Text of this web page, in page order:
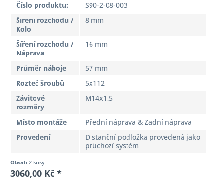
Číslo produktu:
S90-2-08-003
Šíření rozchodu /
Kolo
8 mm
Šíření rozchodu /
Náprava
16 mm
Průměr náboje
57 mm
Rozteč šroubů
5x112
Závitové
rozměry
M14x1,5
Místo montáže
Přední náprava & Zadní náprava
Provedení
Distanční podložka provedená jako
průchozí systém
Obsah2 kusy
3060,00 Kč *